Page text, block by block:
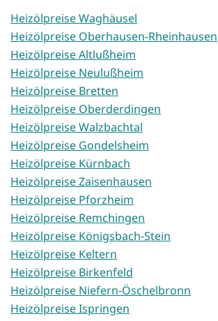
Heizölpreise Waghäusel
Heizölpreise Oberhausen-Rheinhausen
Heizölpreise Altlußheim
Heizölpreise Neulußheim
Heizölpreise Bretten
Heizölpreise Oberderdingen
Heizölpreise Walzbachtal
Heizölpreise Gondelsheim
Heizölpreise Kürnbach
Heizölpreise Zaisenhausen
Heizölpreise Pforzheim
Heizölpreise Remchingen
Heizölpreise Königsbach-Stein
Heizölpreise Keltern
Heizölpreise Birkenfeld
Heizölpreise Niefern-Öschelbronn
Heizölpreise Ispringen